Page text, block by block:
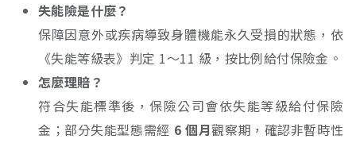
失能險是什麼？
保障因意外或疾病導致身體機能永久受損的狀態，依
《失能等級表》判定 1～11 級，按比例給付保險金。
怎麼理賠？
符合失能標準後，保險公司會依失能等級給付保險
金；部分失能型態需經 6 個月觀察期，確認非暫時性